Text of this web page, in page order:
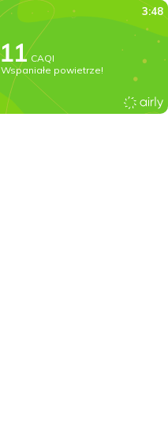
3:48
CAQI
Wspaniałe powietrze!